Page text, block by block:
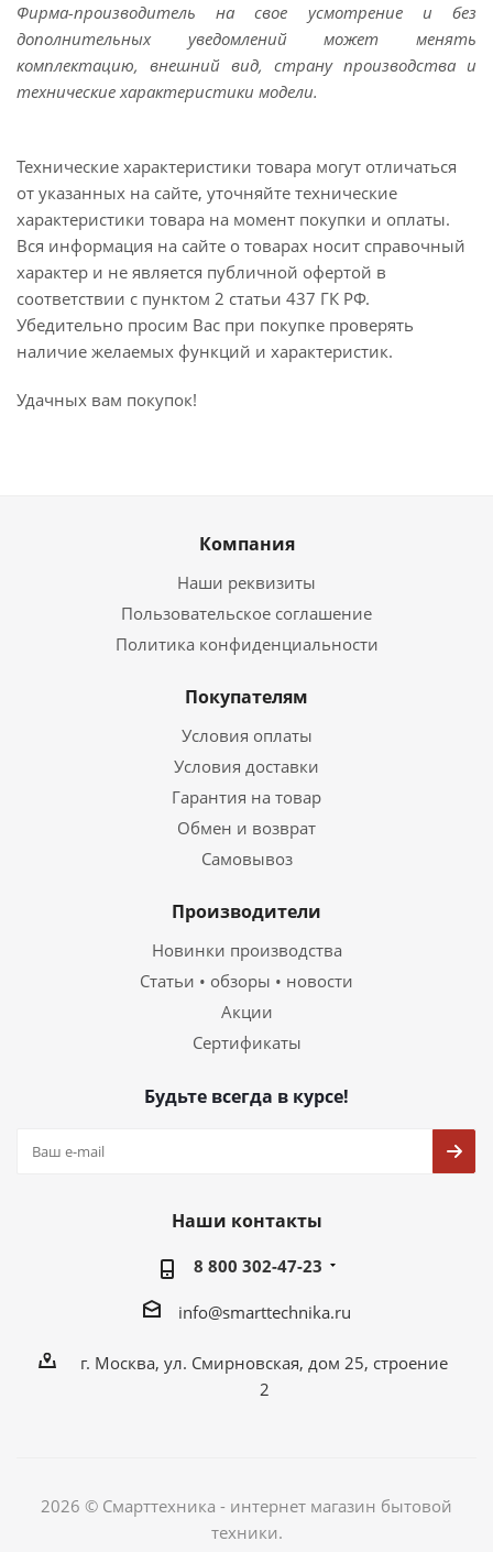
Фирма-производитель на свое усмотрение и без
дополнительных уведомлений может менять
комплектацию, внешний вид, страну производства и
технические характеристики модели.
Технические характеристики товара могут отличаться
от указанных на сайте, уточняйте технические
характеристики товара на момент покупки и оплаты.
Вся информация на сайте о товарах носит справочный
характер и не является публичной офертой в
соответствии с пунктом 2 статьи 437 ГК РФ.
Убедительно просим Вас при покупке проверять
наличие желаемых функций и характеристик.
Удачных вам покупок!
Компания
Наши реквизиты
Пользовательское соглашение
Политика конфиденциальности
Покупателям
Условия оплаты
Условия доставки
Гарантия на товар
Обмен и возврат
Самовывоз
Производители
Новинки производства
Статьи • обзоры • новости
Акции
Сертификаты
Будьте всегда в курсе!
Наши контакты
8 800 302-47-23
info@smarttechnika.ru
г. Москва, ул. Смирновская, дом 25, строение
2
2026 © Смарттехника - интернет магазин бытовой
техники.